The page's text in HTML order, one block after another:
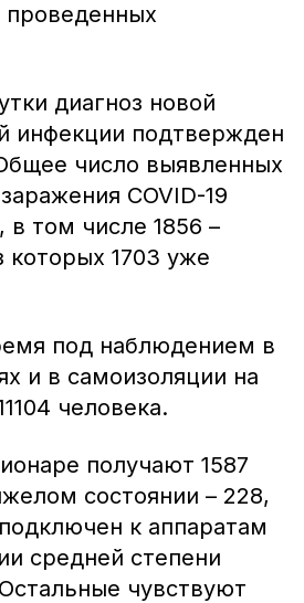
проведенных
диагноз новой
инфекции подтвержден
число выявленных
COVID-19
в том числе 1856 –
которых 1703 уже
под наблюдением в
и в самоизоляции на
человека.
получают 1587
состоянии – 228,
к аппаратам
средней степени
чувствуют